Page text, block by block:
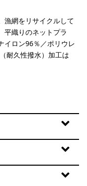
漁網をリサイクルして
平織りのネットプラ
イロン96％／ポリウレ
耐久性撥水）加工は